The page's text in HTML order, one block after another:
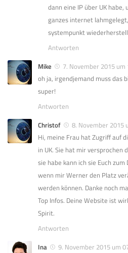
dann eine IP über UK
ganzes internet
systempunkt
Antworten
Mike
7. November 2015 um
oh ja, irgendjemand muss das
super!
Antworten
Christof
8. November 2015
Hi, meine Frau hat Zugriff auf
in UK. Sie hat mir versprochen
sie habe kann ich sie Euch
wenn mir Werner den Platz
werden können. Danke noch
Top Infos. Deine Website ist
Spirit.
Antworten
Ina
9. November 2015 um